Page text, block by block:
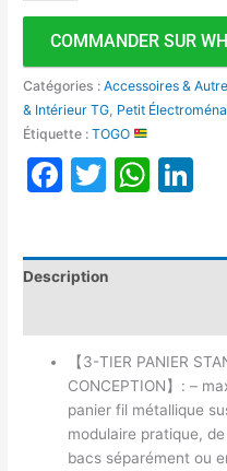
COMMANDER SUR
Catégories :Accessoires &
& Intérieur TG Petit
Étiquette :TOGO
Facebook
Twitter
Description
【3-TIER PANIER
CONCEPTION】: –
panier fil métallique
modulaire pratique,
bacs séparément ou